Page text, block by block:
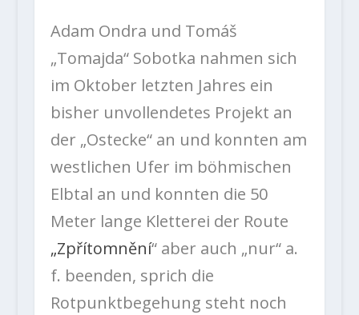
Adam Ondra und Tomáš
„Tomajda“ Sobotka nahmen sich
im Oktober letzten Jahres ein
bisher unvollendetes Projekt an
der „Ostecke“ an und konnten am
westlichen Ufer im böhmischen
Elbtal an und konnten die 50
Meter lange Kletterei der Route
„Zpřítomnění“ aber auch „nur“ a.
f. beenden, sprich die
Rotpunktbegehung steht noch